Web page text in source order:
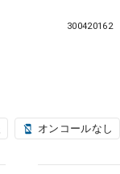
300420162
オンコールなし